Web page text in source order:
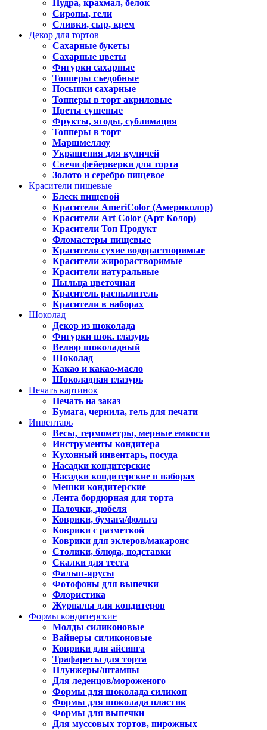
Пудра, крахмал, белок
Сиропы, гели
Сливки, сыр, крем
Декор для тортов
Сахарные букеты
Сахарные цветы
Фигурки сахарные
Топперы съедобные
Посыпки сахарные
Топперы в торт акриловые
Цветы сушеные
Фрукты, ягоды, сублимация
Топперы в торт
Маршмеллоу
Украшения для куличей
Свечи фейерверки для торта
Золото и серебро пищевое
Красители пищевые
Блеск пищевой
Красители AmeriColor (Америколор)
Красители Art Color (Арт Колор)
Красители Топ Продукт
Фломастеры пищевые
Красители сухие водорастворимые
Красители жирорастворимые
Красители натуральные
Пыльца цветочная
Краситель распылитель
Красители в наборах
Шоколад
Декор из шоколада
Фигурки шок. глазурь
Велюр шоколадный
Шоколад
Какао и какао-масло
Шоколадная глазурь
Печать картинок
Печать на заказ
Бумага, чернила, гель для печати
Инвентарь
Весы, термометры, мерные емкости
Инструменты кондитера
Кухонный инвентарь, посуда
Насадки кондитерские
Насадки кондитерские в наборах
Мешки кондитерские
Лента бордюрная для торта
Палочки, дюбеля
Коврики, бумага/фольга
Коврики с разметкой
Коврики для эклеров/макаронс
Столики, блюда, подставки
Скалки для теста
Фальш-ярусы
Фотофоны для выпечки
Флористика
Журналы для кондитеров
Формы кондитерские
Молды силиконовые
Вайнеры силиконовые
Коврики для айсинга
Трафареты для торта
Плунжеры/штампы
Для леденцов/мороженого
Формы для шоколада силикон
Формы для шоколада пластик
Формы для выпечки
Для муссовых тортов, пирожных